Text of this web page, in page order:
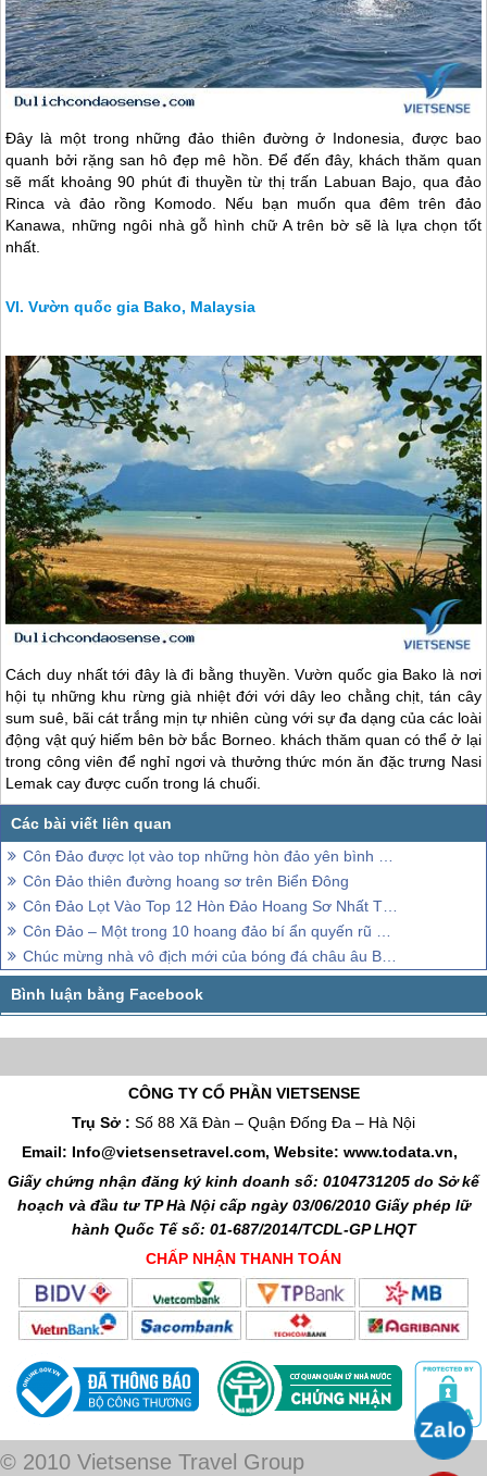
Đây là một trong những đảo thiên đường ở Indonesia, được bao
quanh bởi rặng san hô đẹp mê hồn. Để đến đây, khách thăm quan
sẽ mất khoảng 90 phút đi thuyền từ thị trấn Labuan Bajo, qua đảo
Rinca và đảo rồng Komodo. Nếu bạn muốn qua đêm trên đảo
Kanawa, những ngôi nhà gỗ hình chữ A trên bờ sẽ là lựa chọn tốt
nhất.
Vườn quốc gia Bako, Malaysia
Cách duy nhất tới đây là đi bằng thuyền. Vườn quốc gia Bako là nơi
hội tụ những khu rừng già nhiệt đới với dây leo chằng chịt, tán cây
sum suê, bãi cát trắng mịn tự nhiên cùng với sự đa dạng của các loài
động vật quý hiếm bên bờ bắc Borneo. khách thăm quan có thể ở lại
trong công viên để nghỉ ngơi và thưởng thức món ăn đặc trưng Nasi
Lemak cay được cuốn trong lá chuối.
Côn Đảo được lọt vào top những hòn đảo yên bình nhất Châu Á
Côn Đảo thiên đường hoang sơ trên Biển Đông
Côn Đảo Lọt Vào Top 12 Hòn Đảo Hoang Sơ Nhất Thế Giới
Côn Đảo – Một trong 10 hoang đảo bí ẩn quyến rũ nhất hành tinh
Chúc mừng nhà vô địch mới của bóng đá châu âu Bồ Đào Nha 2016
CÔNG TY CỔ PHẦN VIETSENSE
Trụ Sở : Số 88 Xã Đàn – Quận Đống Đa – Hà Nội
Email: Info@vietsensetravel.com, Website: www.todata.vn,
Giấy chứng nhận đăng ký kinh doanh số: 0104731205 do Sở kế
hoạch và đầu tư TP Hà Nội cấp ngày 03/06/2010 Giấy phép lữ
hành Quốc Tế số: 01-687/2014/TCDL-GP LHQT
CHẤP NHẬN THANH TOÁN
© 2010 Vietsense Travel Group